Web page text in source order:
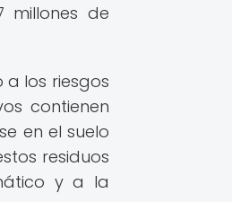
millones de
los riesgos
contienen
en el suelo
residuos
y a la